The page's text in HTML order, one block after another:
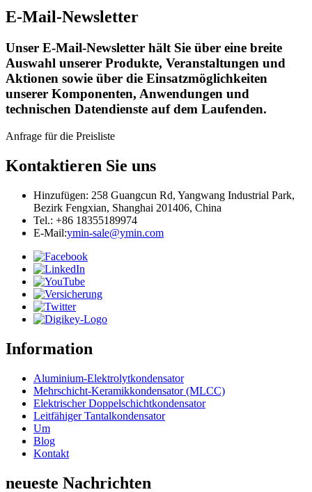
E-Mail-Newsletter
Unser E-Mail-Newsletter hält Sie über eine breite
Auswahl unserer Produkte, Veranstaltungen und
Aktionen sowie über die Einsatzmöglichkeiten
unserer Komponenten, Anwendungen und
technischen Datendienste auf dem Laufenden.
Anfrage für die Preisliste
Kontaktieren Sie uns
Hinzufügen: 258 Guangcun Rd, Yangwang Industrial Park,
Bezirk Fengxian, Shanghai 201406, China
Tel.: +86 18355189974
E-Mail:ymin-sale@ymin.com
Information
Aluminium-Elektrolytkondensator
Mehrschicht-Keramikkondensator (MLCC)
Elektrischer Doppelschichtkondensator
Leitfähiger Tantalkondensator
Um
Blog
Kontakt
neueste Nachrichten